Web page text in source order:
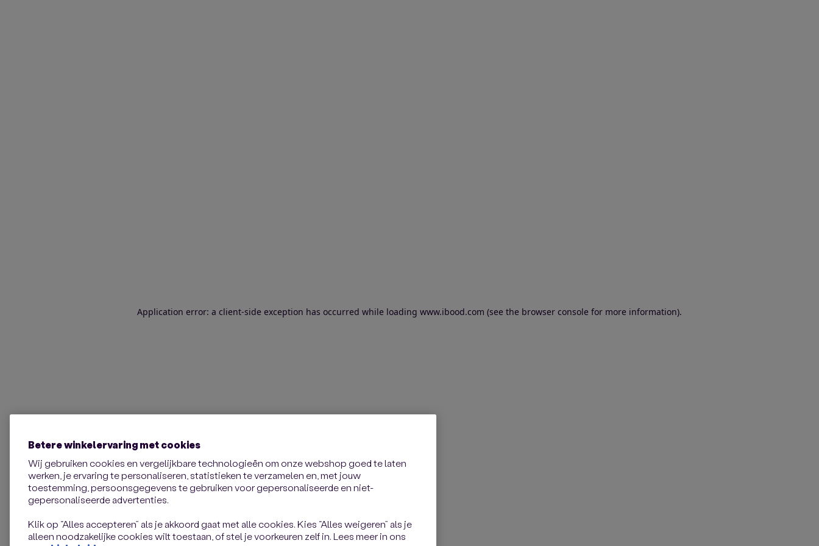
Application error: a client-side exception has occurred while loading www.ibood.com (see the browser console for more information).
Betere winkelervaring met cookies
Wij gebruiken cookies en vergelijkbare technologieën om onze webshop goed te laten
werken, je ervaring te personaliseren, statistieken te verzamelen en, met jouw
toestemming, persoonsgegevens te gebruiken voor gepersonaliseerde en niet-
gepersonaliseerde advertenties.
Klik op “Alles accepteren” als je akkoord gaat met alle cookies. Kies “Alles weigeren” als je
alleen noodzakelijke cookies wilt toestaan, of stel je voorkeuren zelf in. Lees meer in ons